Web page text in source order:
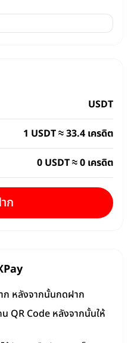
USDT
1 USDT ≈ 33.4 เครดิต
0 USDT ≈ 0 เครดิต
ก
ก หลังจากนั้นกดฝาก
QR Code หลังจากนั้นให้